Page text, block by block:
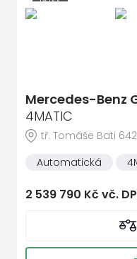
Mercedes-Benz
4MATIC
tř. Tomáše Bati
Automatická
2 539 790 Kč vč.